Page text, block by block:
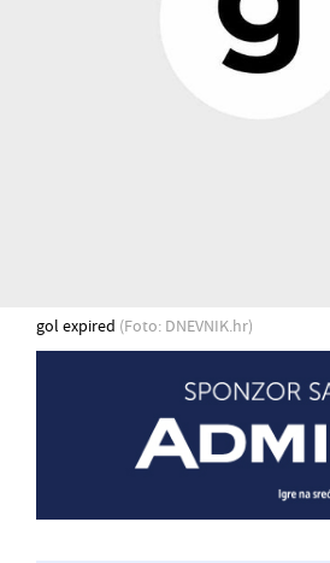
gol expired (Foto: DNEVNIK.hr)